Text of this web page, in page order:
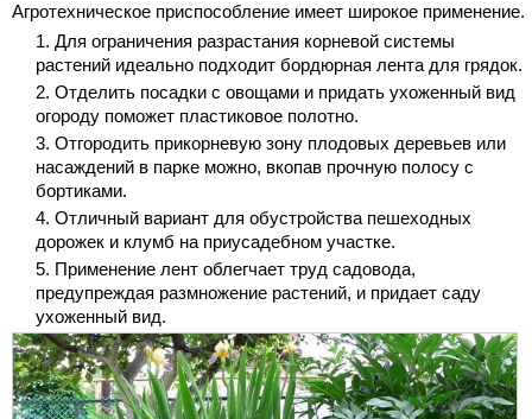
Агротехническое приспособление имеет широкое применение.
Для ограничения разрастания корневой системы
растений идеально подходит бордюрная лента для грядок.
Отделить посадки с овощами и придать ухоженный вид
огороду поможет пластиковое полотно.
Отгородить прикорневую зону плодовых деревьев или
насаждений в парке можно, вкопав прочную полосу с
бортиками.
Отличный вариант для обустройства пешеходных
дорожек и клумб на приусадебном участке.
Применение лент облегчает труд садовода,
предупреждая размножение растений, и придает саду
ухоженный вид.